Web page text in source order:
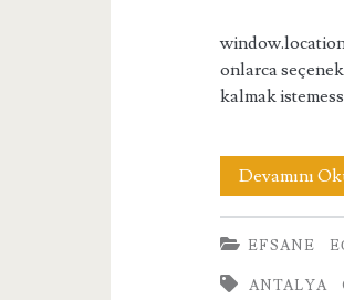
onlarca
kalmak
Devamını
EFSANE
ANTALYA